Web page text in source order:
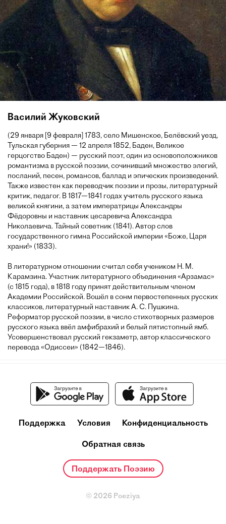
Василий Жуковский
(29 января [9 февраля] 1783, село Мишенское, Белёвский уезд,
Тульская губерния — 12 апреля 1852, Баден, Великое
герцогство Баден) — русский поэт, один из основоположников
романтизма в русской поэзии, сочинивший множество элегий,
посланий, песен, романсов, баллад и эпических произведений.
Также известен как переводчик поэзии и прозы, литературный
критик, педагог. В 1817—1841 годах учитель русского языка
великой княгини, а затем императрицы Александры
Фёдоровны и наставник цесаревича Александра
Николаевича. Тайный советник (1841). Автор слов
государственного гимна Российской империи «Боже, Царя
храни!» (1833).
В литературном отношении считал себя учеником Н. М.
Карамзина. Участник литературного объединения «Арзамас»
(с 1815 года), в 1818 году принят действительным членом
Академии Российской. Вошёл в сонм первостепенных русских
классиков, литературный наставник А. С. Пушкина.
Реформатор русской поэзии, в число стихотворных размеров
русского языка ввёл амфибрахий и белый пятистопный ямб.
Усовершенствовал русский гекзаметр, автор классического
перевода «Одиссеи» (1842—1846).
Поддержка Условия Конфиденциальность
Обратная связь
Поддержать Поэзию
© 2026 Poeziya